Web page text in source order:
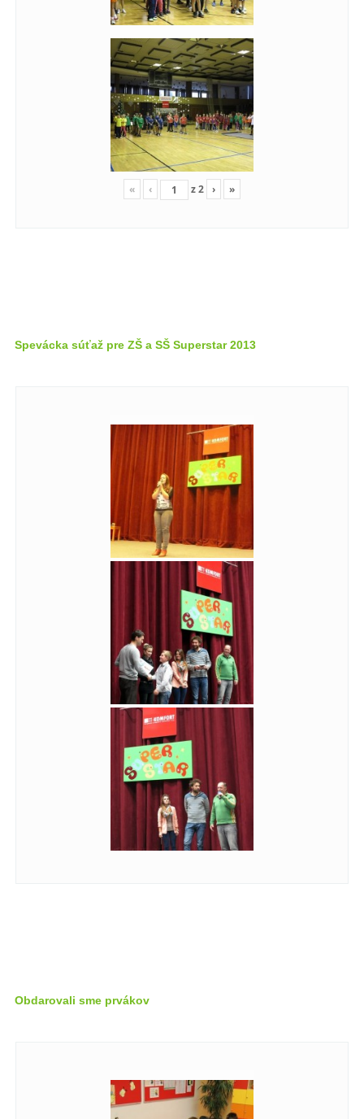
« ‹ z2 › »
Spevácka súťaž pre ZŠ a SŠ Superstar 2013
Obdarovali sme prvákov